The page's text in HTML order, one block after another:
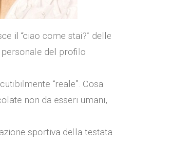
il “ciao come stai?” delle
personale del profilo
“reale”. Cosa
non da esseri umani,
sportiva della testata